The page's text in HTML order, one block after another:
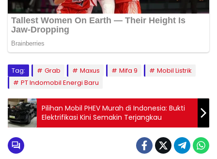
Tag: Grab Maxus Mifa 9
Mobil Listrik
PT Indomobil Energi Baru
Pilihan Mobil PHEV Murah di Indonesia: Bukti
Elektrifikasi Kini Semakin Terjangkau